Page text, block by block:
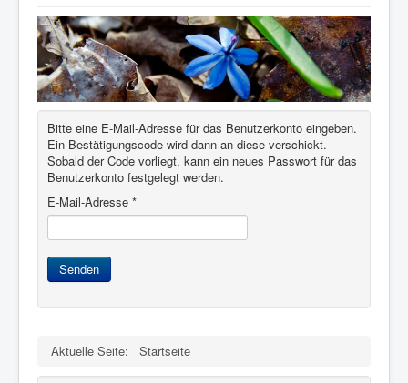
Home
Bitte eine E-Mail-Adresse für das Benutzerkonto eingeben.
Ein Bestätigungscode wird dann an diese verschickt.
Sobald der Code vorliegt, kann ein neues Passwort für das
Benutzerkonto festgelegt werden.
E-Mail-Adresse *
Senden
Aktuelle Seite: Startseite